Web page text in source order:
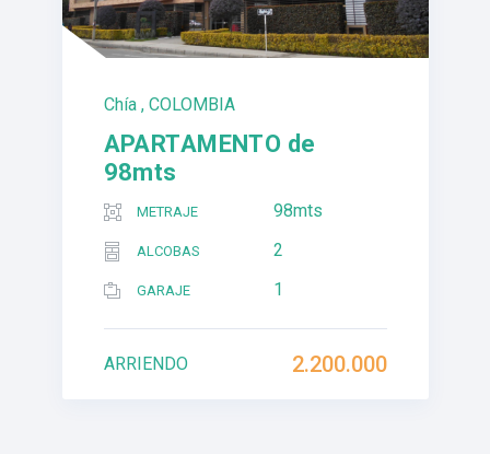
Chía , COLOMBIA
APARTAMENTO de
98mts
METRAJE 98mts
ALCOBAS 2
GARAJE 1
2.200.000
ARRIENDO